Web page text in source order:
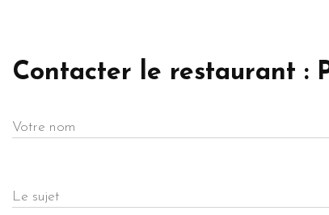
Contacter le restaurant :
Votre nom
Le sujet